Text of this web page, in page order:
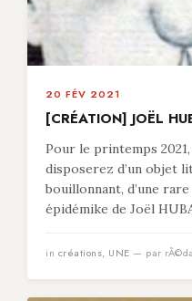
20 FÉV 2021
[CRÉATION] JOËL
Pour le printemps
disposerez d’un objet
bouillonnant, d’une
épidémike de Joël
in créations, UNE — par